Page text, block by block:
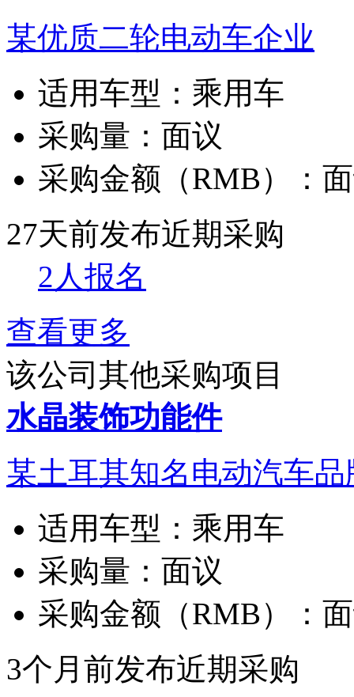
某优质二轮电动车企业
适用车型： 乘用车
采购量： 面议
采购金额（RMB）：
27天前发布近期采购
2人报名
查看更多
该公司其他采购项目
水晶装饰功能件
某土耳其知名电动汽车品
适用车型： 乘用车
采购量： 面议
采购金额（RMB）：
3个月前发布近期采购